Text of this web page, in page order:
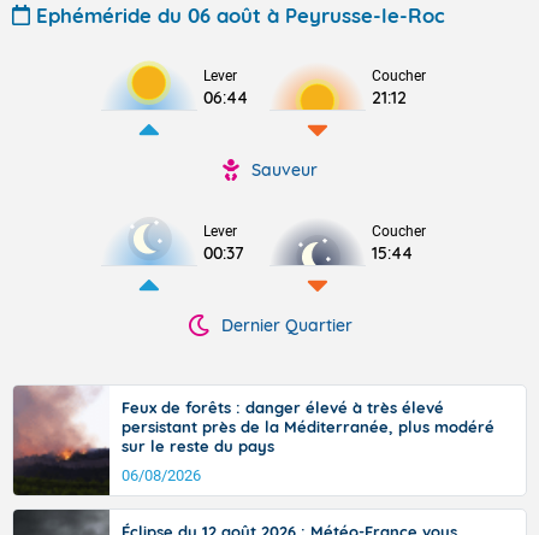
Ephéméride du 06 août à Peyrusse-le-Roc
Lever
06:44
Coucher
21:12
Sauveur
Lever
00:37
Coucher
15:44
Dernier Quartier
Feux de forêts : danger élevé à très élevé
persistant près de la Méditerranée, plus modéré
sur le reste du pays
06/08/2026